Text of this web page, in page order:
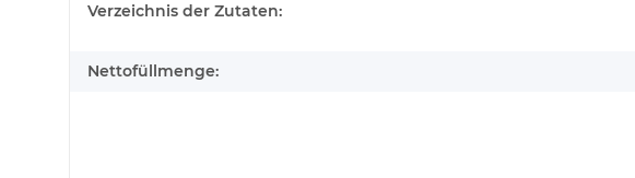
Verzeichnis der Zutaten:
Nettofüllmenge: